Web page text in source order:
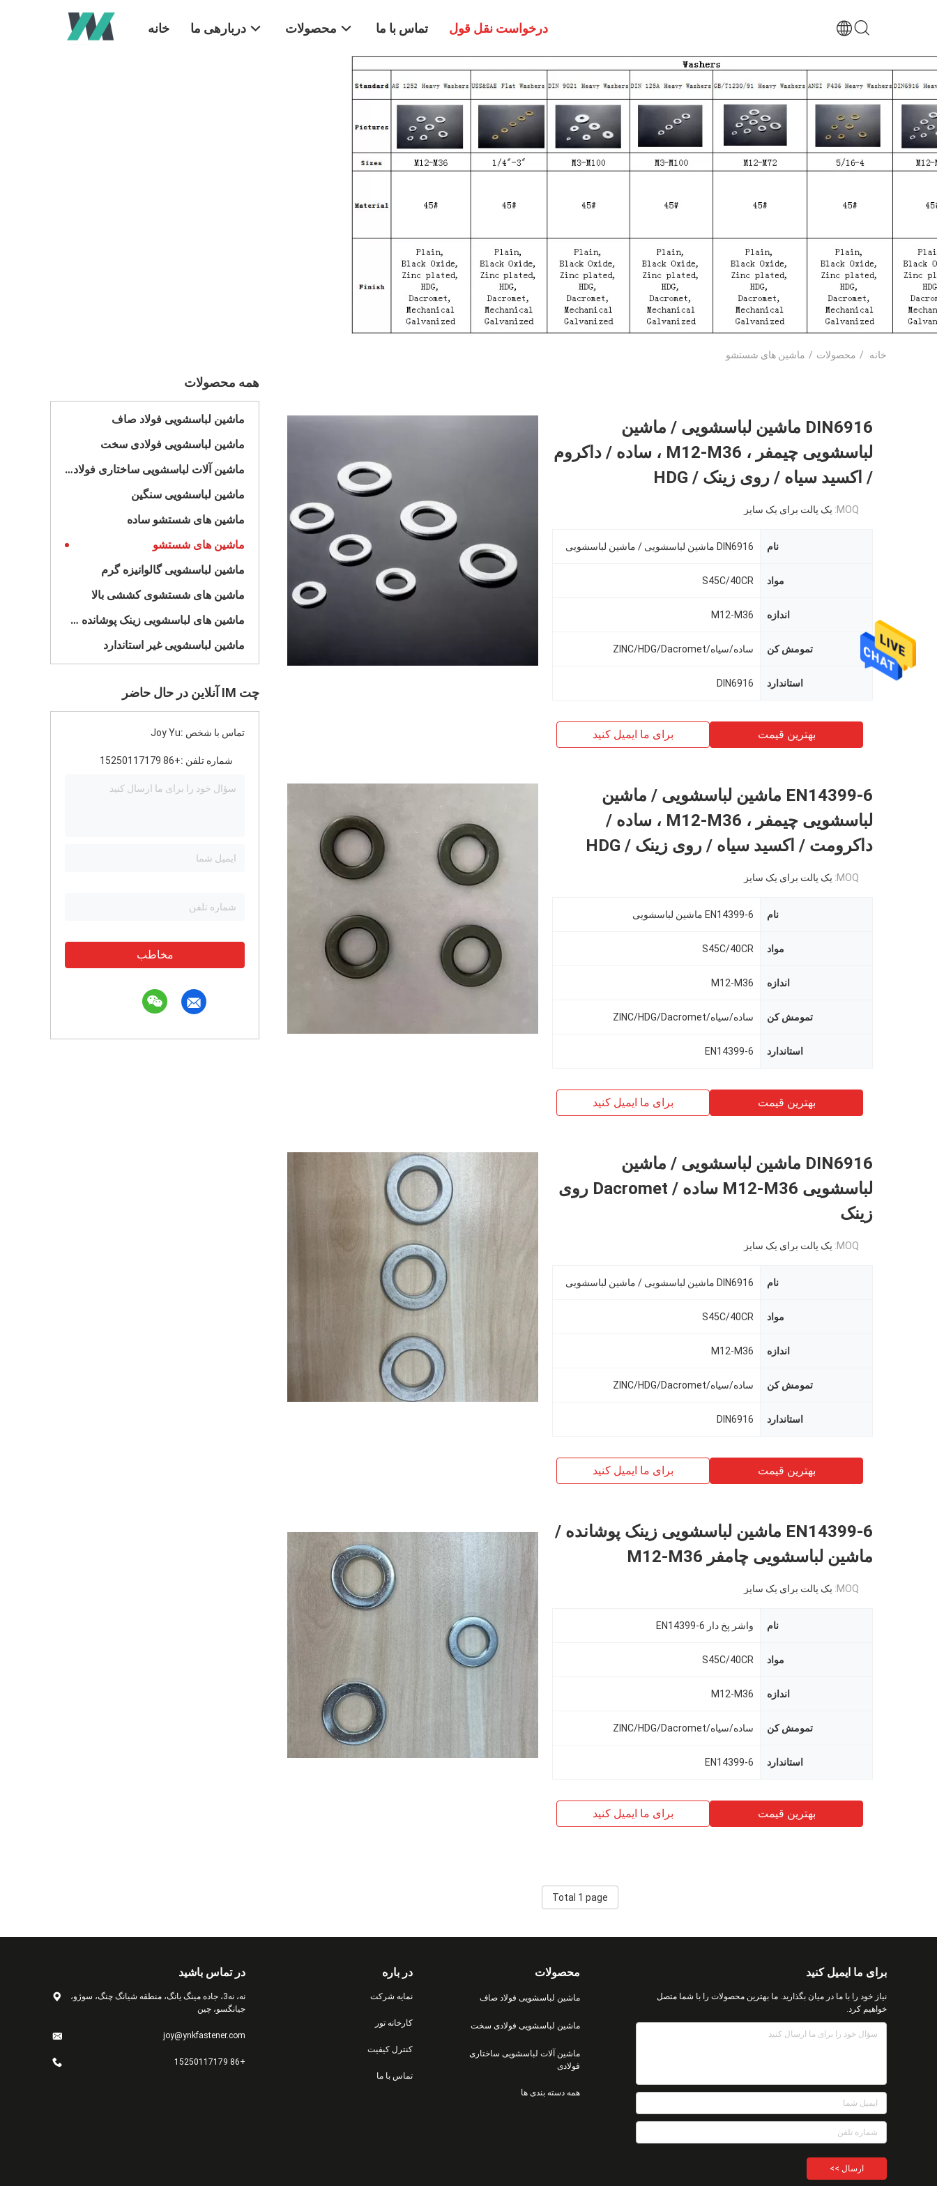
خانه دربارهی ما محصولات تماس با ما درخواست نقل قول
خانه / محصولات / ماشین های شستشو
همه محصولات
ماشین لباسشویی فولاد صاف
ماشین لباسشویی فولادی سخت
ماشین آلات لباسشویی ساختاری فولادی
ماشین لباسشویی سنگین
ماشین های شستشو ساده
ماشین های شستشو
ماشین لباسشویی گالوانیزه گرم
ماشین های شستشوی کششی بالا
ماشین های لباسشویی زینک پوشانده شده
ماشین لباسشویی غیر استاندارد
چت IM آنلاین در حال حاضر
تماس با شخص :Joy Yu
شماره تلفن :+86 15250117179
مخاطب
DIN6916 ماشین لباسشویی / ماشین
لباسشویی چیمفر ، M12-M36 ، ساده / داکروم
/ اکسید سیاه / روی زینک / HDG
MOQ: یک پالت برای یک سایز
نام DIN6916 ماشین لباسشویی / ماشین لباسشویی
مواد S45C/40CR
اندازه M12-M36
تمومش کن ساده/سیاه/ZINC/HDG/Dacromet
استاندارد DIN6916
بهترین قیمت برای ما ایمیل کنید
EN14399-6 ماشین لباسشویی / ماشین
لباسشویی چیمفر ، M12-M36 ، ساده /
داکرومت / اکسید سیاه / روی زینک / HDG
MOQ: یک پالت برای یک سایز
نام EN14399-6 ماشین لباسشویی
مواد S45C/40CR
اندازه M12-M36
تمومش کن ساده/سیاه/ZINC/HDG/Dacromet
استاندارد EN14399-6
بهترین قیمت برای ما ایمیل کنید
DIN6916 ماشین لباسشویی / ماشین
لباسشویی M12-M36 ساده / Dacromet روی
زینک
MOQ: یک پالت برای یک سایز
نام DIN6916 ماشین لباسشویی / ماشین لباسشویی
مواد S45C/40CR
اندازه M12-M36
تمومش کن ساده/سیاه/ZINC/HDG/Dacromet
استاندارد DIN6916
بهترین قیمت برای ما ایمیل کنید
EN14399-6 ماشین لباسشویی زینک پوشانده /
ماشین لباسشویی چامفر M12-M36
MOQ: یک پالت برای یک سایز
نام واشر پخ دار EN14399-6
مواد S45C/40CR
اندازه M12-M36
تمومش کن ساده/سیاه/ZINC/HDG/Dacromet
استاندارد EN14399-6
بهترین قیمت برای ما ایمیل کنید
Total 1 page
در تماس باشید
نه، نه3، جاده مینگ یانگ، منطقه شیانگ چنگ، سوژو،
جیانگسو، چین
joy@ynkfastener.com
+86 15250117179
در باره
نمایه شرکت
کارخانه تور
کنترل کیفیت
تماس با ما
محصولات
ماشین لباسشویی فولاد صاف
ماشین لباسشویی فولادی سخت
ماشین آلات لباسشویی ساختاری
فولادی
همه دسته بندی ها
برای ما ایمیل کنید
نیاز خود را با ما در میان بگذارید. ما بهترین محصولات را با شما متصل
خواهیم کرد.
ارسال >>